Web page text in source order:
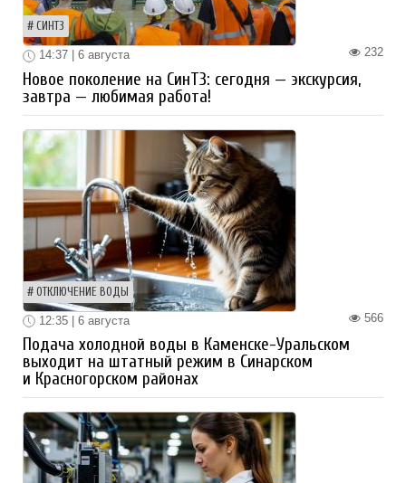
СИНТЗ
232
14:37 | 6 августа
Новое поколение на СинТЗ: сегодня — экскурсия,
завтра — любимая работа!
ОТКЛЮЧЕНИЕ ВОДЫ
566
12:35 | 6 августа
Подача холодной воды в Каменске-Уральском
выходит на штатный режим в Синарском
и Красногорском районах